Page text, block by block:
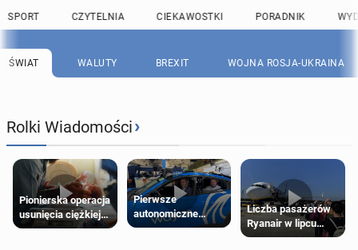
SPORT CZYTELNIA CIEKAWOSTKI PORADNIK
ŚWIAT WALUTY BREXIT WOJNA ROSJA-UKRAINA
Rolki Wiadomości›
Pionierska operacja
usunięcia ciężkiej
wady wrodzonej
Pierwsze
autonomiczne
Ubery pojawią się
Liczba pasażerów
Ryanair w lipcu
pobiła rekord